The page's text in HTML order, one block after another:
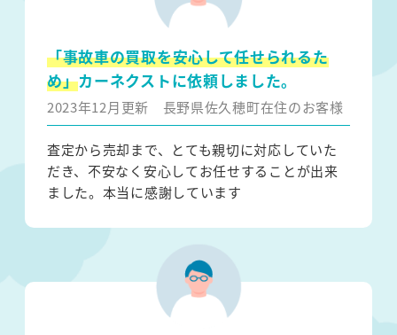
「事故車の買取を安心して任せられるた
め」カーネクストに依頼しました。
2023年12月更新 長野県佐久穂町在住のお客様
査定から売却まで、とても親切に対応していた
だき、不安なく安心してお任せすることが出来
ました。本当に感謝しています